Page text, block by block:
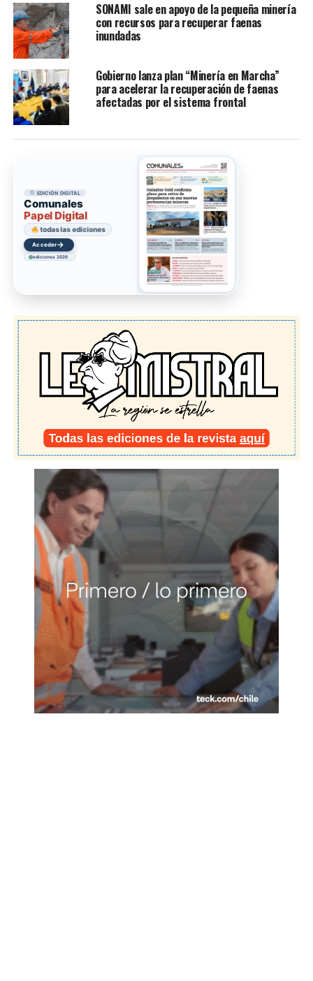
SONAMI sale en apoyo de la pequeña minería
con recursos para recuperar faenas
inundadas
Gobierno lanza plan “Minería en Marcha”
para acelerar la recuperación de faenas
afectadas por el sistema frontal
EDICIÓN DIGITAL
Comunales
Papel Digital
todas las ediciones
Acceder→
ediciones 2026